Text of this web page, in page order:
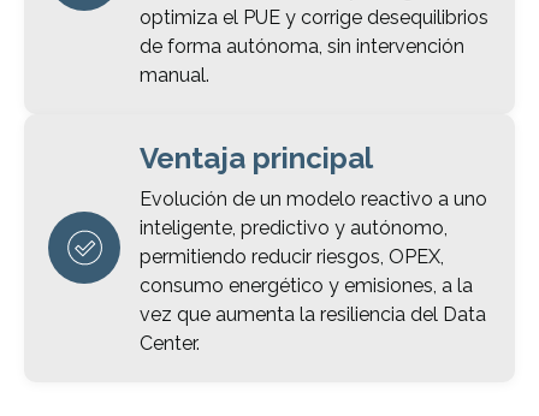
optimiza el PUE y corrige desequilibrios
de forma autónoma, sin intervención
manual.
Ventaja principal
Evolución de un modelo reactivo a uno
inteligente, predictivo y autónomo,
permitiendo reducir riesgos, OPEX,
consumo energético y emisiones, a la
vez que aumenta la resiliencia del Data
Center.